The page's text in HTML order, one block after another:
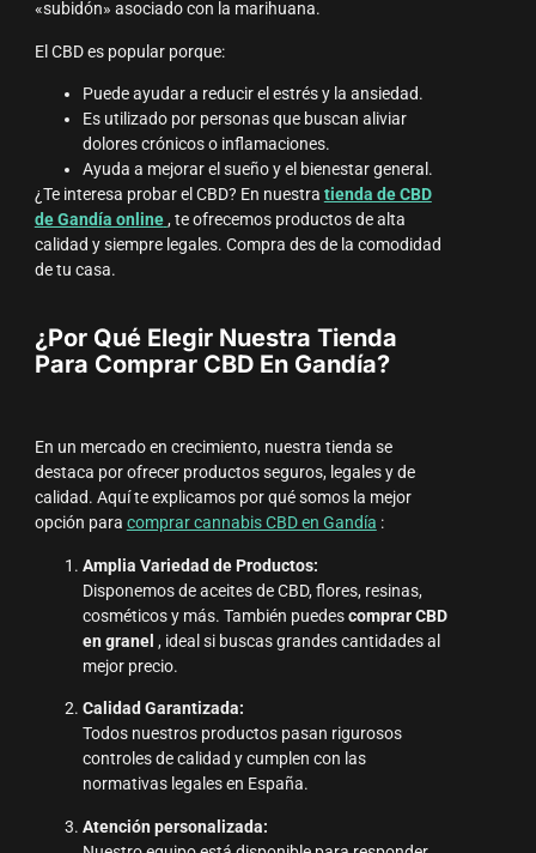
«subidón» asociado con la marihuana.
El CBD es popular porque:
Puede ayudar a reducir el estrés y la ansiedad.
Es utilizado por personas que buscan aliviar
dolores crónicos o inflamaciones.
Ayuda a mejorar el sueño y el bienestar general.
¿Te interesa probar el CBD? En nuestra tienda de CBD
de Gandía online, te ofrecemos productos de alta
calidad y siempre legales. Compra des de la comodidad
de tu casa.
¿Por Qué Elegir Nuestra Tienda
Para Comprar CBD En Gandía?
En un mercado en crecimiento, nuestra tienda se
destaca por ofrecer productos seguros, legales y de
calidad. Aquí te explicamos por qué somos la mejor
opción para comprar cannabis CBD en Gandía :
Amplia Variedad de Productos:
Disponemos de aceites de CBD, flores, resinas,
cosméticos y más. También puedescomprar CBD
en granel , ideal si buscas grandes cantidades al
mejor precio.
Calidad Garantizada:
Todos nuestros productos pasan rigurosos
controles de calidad y cumplen con las
normativas legales en España.
Atención personalizada: